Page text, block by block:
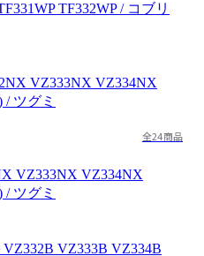
TF332WP / コブリ
全24商品
VZ333NX VZ334NX
ツグミ